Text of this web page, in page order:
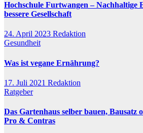
Hochschule Furtwangen – Nachhaltige
bessere Gesellschaft
24. April 2023 Redaktion
Gesundheit
Was ist vegane Ernährung?
17. Juli 2021 Redaktion
Ratgeber
Das Gartenhaus selber bauen, Bausatz
Pro & Contras